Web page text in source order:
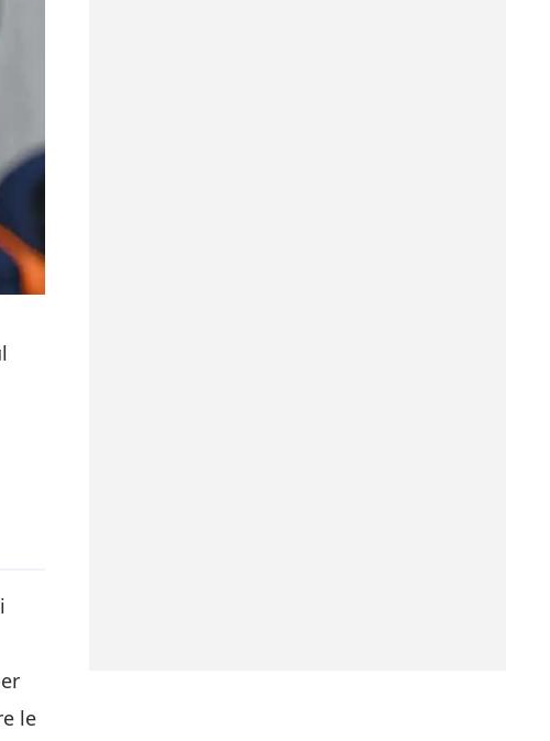
le